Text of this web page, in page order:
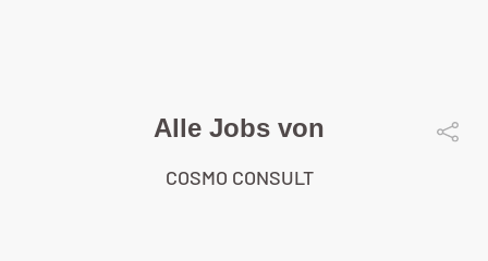
Alle Jobs von
COSMO CONSULT